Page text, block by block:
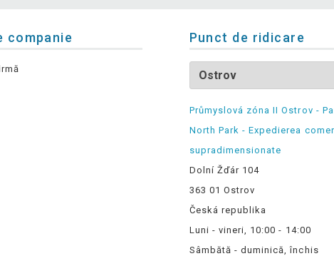
companie Punct de ridicare
Průmyslová zóna II Ostrov -
North Park - Expedierea
supradimensionate
Dolní Žďár 104
363 01 Ostrov
Česká republika
Luni - vineri, 10:00 - 14:00
Sâmbătă - duminică, închis